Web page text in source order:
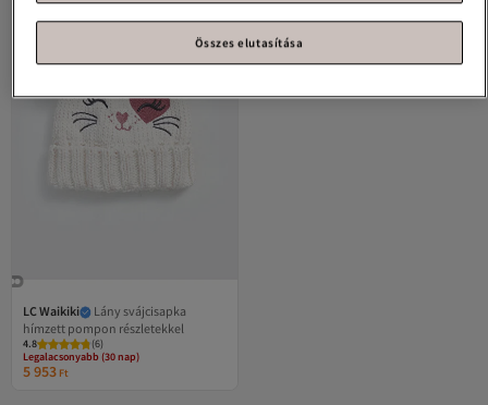
LC Waikiki
Lány svájcisapka
hímzett pompon részletekkel
4.8 (6)
Legalacsonyabb (30 nap)
Ingyenes szállítás 7500 Ft felett
Legalacsonyabb (30 nap)
5 953 Ft
Összes elutasítása